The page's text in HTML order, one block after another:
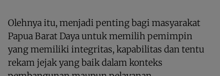
Olehnya itu, menjadi penting bagi masyarakat
Papua Barat Daya untuk memilih pemimpin
yang memiliki integritas, kapabilitas dan tentu
rekam jejak yang baik dalam konteks